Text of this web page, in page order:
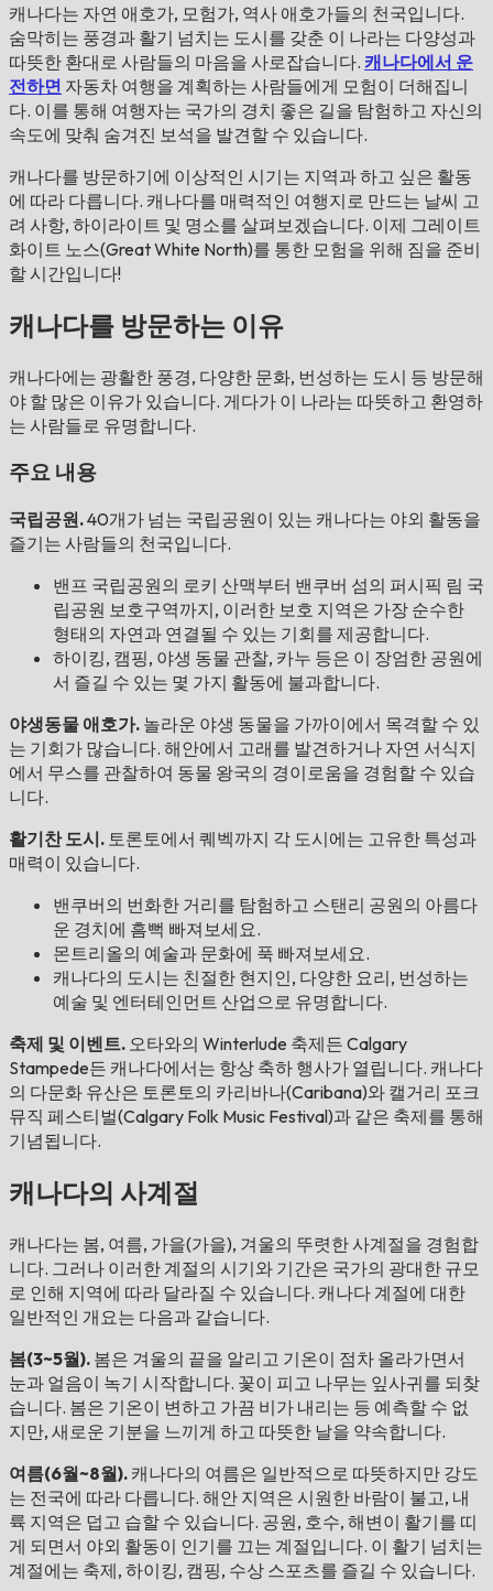
캐나다는 자연 애호가, 모험가, 역사 애호가들의 천국입니다.
숨막히는 풍경과 활기 넘치는 도시를 갖춘 이 나라는 다양성과
따뜻한 환대로 사람들의 마음을 사로잡습니다. 캐나다에서 운
전하면 자동차 여행을 계획하는 사람들에게 모험이 더해집니
다. 이를 통해 여행자는 국가의 경치 좋은 길을 탐험하고 자신의
속도에 맞춰 숨겨진 보석을 발견할 수 있습니다.
캐나다를 방문하기에 이상적인 시기는 지역과 하고 싶은 활동
에 따라 다릅니다. 캐나다를 매력적인 여행지로 만드는 날씨 고
려 사항, 하이라이트 및 명소를 살펴보겠습니다. 이제 그레이트
화이트 노스(Great White North)를 통한 모험을 위해 짐을 준비
할 시간입니다!
캐나다를 방문하는 이유
캐나다에는 광활한 풍경, 다양한 문화, 번성하는 도시 등 방문해
야 할 많은 이유가 있습니다. 게다가 이 나라는 따뜻하고 환영하
는 사람들로 유명합니다.
주요 내용
국립공원.40개가 넘는 국립공원이 있는 캐나다는 야외 활동을
즐기는 사람들의 천국입니다.
밴프 국립공원의 로키 산맥부터 밴쿠버 섬의 퍼시픽 림 국
립공원 보호구역까지, 이러한 보호 지역은 가장 순수한
형태의 자연과 연결될 수 있는 기회를 제공합니다.
하이킹, 캠핑, 야생 동물 관찰, 카누 등은 이 장엄한 공원에
서 즐길 수 있는 몇 가지 활동에 불과합니다.
야생동물 애호가. 놀라운 야생 동물을 가까이에서 목격할 수 있
는 기회가 많습니다. 해안에서 고래를 발견하거나 자연 서식지
에서 무스를 관찰하여 동물 왕국의 경이로움을 경험할 수 있습
니다.
활기찬 도시. 토론토에서 퀘벡까지 각 도시에는 고유한 특성과
매력이 있습니다.
밴쿠버의 번화한 거리를 탐험하고 스탠리 공원의 아름다
운 경치에 흠뻑 빠져보세요.
몬트리올의 예술과 문화에 푹 빠져보세요.
캐나다의 도시는 친절한 현지인, 다양한 요리, 번성하는
예술 및 엔터테인먼트 산업으로 유명합니다.
축제 및 이벤트. 오타와의 Winterlude 축제든 Calgary
Stampede든 캐나다에서는 항상 축하 행사가 열립니다. 캐나다
의 다문화 유산은 토론토의 카리바나(Caribana)와 캘거리 포크
뮤직 페스티벌(Calgary Folk Music Festival)과 같은 축제를 통해
기념됩니다.
캐나다의 사계절
캐나다는 봄, 여름, 가을(가을), 겨울의 뚜렷한 사계절을 경험합
니다. 그러나 이러한 계절의 시기와 기간은 국가의 광대한 규모
로 인해 지역에 따라 달라질 수 있습니다. 캐나다 계절에 대한
일반적인 개요는 다음과 같습니다.
봄(3~5월). 봄은 겨울의 끝을 알리고 기온이 점차 올라가면서
눈과 얼음이 녹기 시작합니다. 꽃이 피고 나무는 잎사귀를 되찾
습니다. 봄은 기온이 변하고 가끔 비가 내리는 등 예측할 수 없
지만, 새로운 기분을 느끼게 하고 따뜻한 날을 약속합니다.
여름(6월~8월). 캐나다의 여름은 일반적으로 따뜻하지만 강도
는 전국에 따라 다릅니다. 해안 지역은 시원한 바람이 불고, 내
륙 지역은 덥고 습할 수 있습니다. 공원, 호수, 해변이 활기를 띠
게 되면서 야외 활동이 인기를 끄는 계절입니다. 이 활기 넘치는
계절에는 축제, 하이킹, 캠핑, 수상 스포츠를 즐길 수 있습니다.